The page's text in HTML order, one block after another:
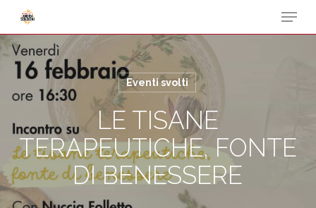
Skip
to
main
content
Menu
Eventi svolti
LE TISANE
TERAPEUTICHE, FONTE
DI BENESSERE